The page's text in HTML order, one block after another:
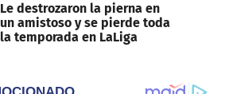
Le destrozaron la pierna en
un amistoso y se pierde toda
la temporada en LaLiga